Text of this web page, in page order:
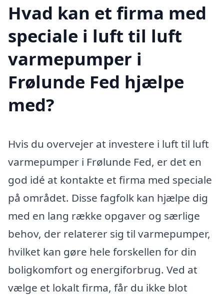
Hvad kan et firma med
speciale i luft til luft
varmepumper i
Frølunde Fed hjælpe
med?
Hvis du overvejer at investere i luft til luft
varmepumper i Frølunde Fed, er det en
god idé at kontakte et firma med speciale
på området. Disse fagfolk kan hjælpe dig
med en lang række opgaver og særlige
behov, der relaterer sig til varmepumper,
hvilket kan gøre hele forskellen for din
boligkomfort og energiforbrug. Ved at
vælge et lokalt firma, får du ikke blot